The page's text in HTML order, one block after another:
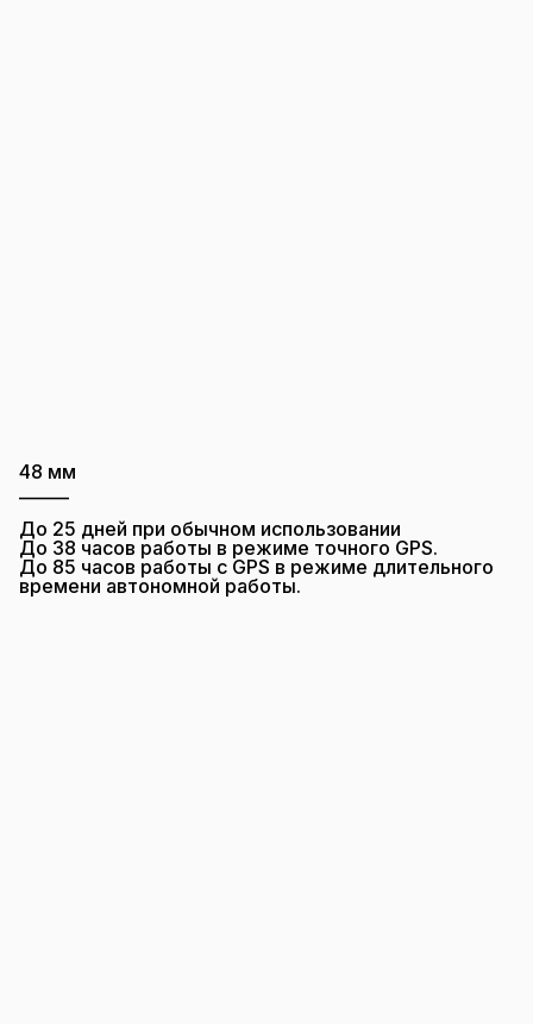
48 мм
До 25 дней при обычном использовании
До 38 часов работы в режиме точного GPS.
До 85 часов работы с GPS в режиме длительного
времени автономной работы.